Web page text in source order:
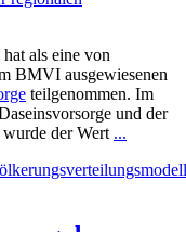
hat als eine von
BMVI ausgewiesenen
teilgenommen. Im
und der
der Wert ...